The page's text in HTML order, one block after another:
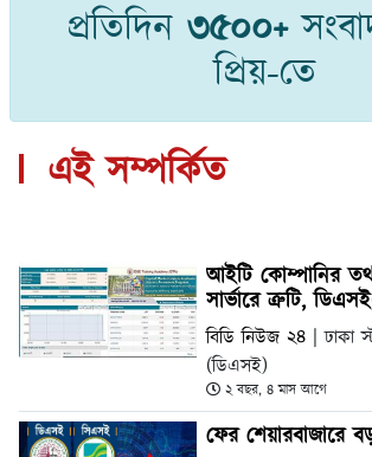
প্রতিদিন ৩৫০০+
প্রিয়-তে
এই সম্পর্কিত
আইটি কোম্পানির
সার্ভারে ত্রুটি,
বিডি নিউজ ২৪ | ঢাকা
(ডিএসই)
২ বছর, ৪ মাস আগে
ফের শেয়ারবাজারে